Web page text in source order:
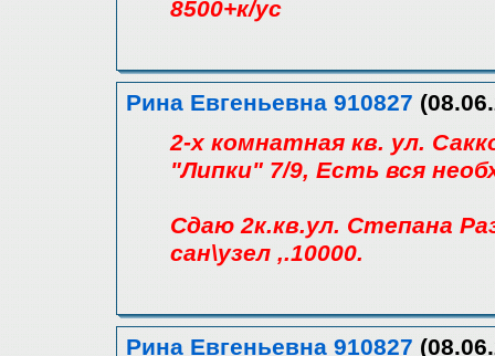
8500+к/ус
Рина Евгеньевна 910827
2-х комнатная кв. ул.
"Липки" 7/9, Есть вся
Сдаю 2к.кв.ул. Степана
сан\узел ,.10000.
Рина Евгеньевна 910827